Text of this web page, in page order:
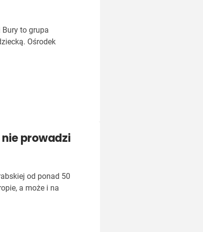
to grupa
Ośrodek
prowadzi
od ponad 50
a może i na